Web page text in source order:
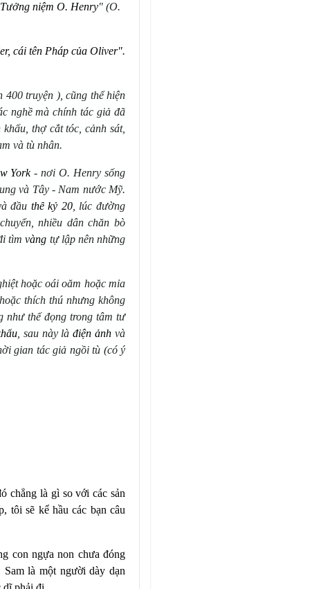
ưởng niệm O. Henry" (O.
cái tên Pháp của Oliver".
400 truyện ), cũng thể hiện
nghề mà chính tác giả đã
thợ cắt tóc, cảnh sát,
và tù nhân.
York- nơi O. Henry sống
và Tây - Nam nước Mỹ.
đầu thế kỷ 20, lúc đường
nhiều dân chăn bò
tìmvàng tự lập nên những
hoặc oái oăm hoặc mỉa
thích thú nhưng không
như thế đọng trong tâm tư
ấu, sau này làđiệnảnh và
gian tác giả ngồi tù (có ý
chẳng là gì so với các sản
tôi sẽ kể hầu các bạn câu
con ngựa non chưa đóng
là một người dày dạn